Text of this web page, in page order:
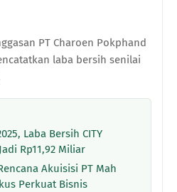
PT Charoen Pokphand
laba bersih senilai
Laba Bersih CITY
Rp11,92 Miliar
Akuisisi PT Mah
Perkuat Bisnis